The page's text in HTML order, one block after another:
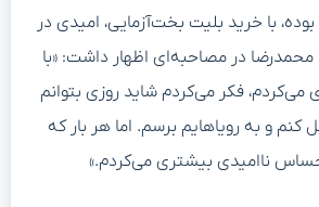
با خرید بلیت بخت‌آزمایی، امیدی در
در مصاحبه‌ای اظهار داشت: «با
می‌کردم، فکر می‌کردم شاید روزی بتوانم
کنم و به رویاهایم برسم. اما هر بار که
ناامیدی بیشتری می‌کردم.»